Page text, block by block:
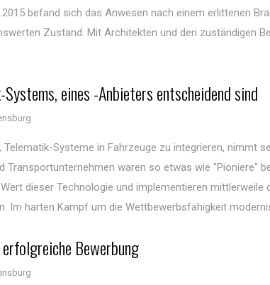
befand sich das Anwesen nach einem erlittenen
Zustand. Mit Architekten und den zuständigen
eines -Anbieters entscheidend sind
Telematik-Systeme in Fahrzeuge zu integrieren, nimmt
Transportunternehmen waren so etwas wie "Pioniere"
dieser Technologie und implementieren mittlerweile
Im harten Kampf um die Wettbewerbsfähigkeit
Bewerbung